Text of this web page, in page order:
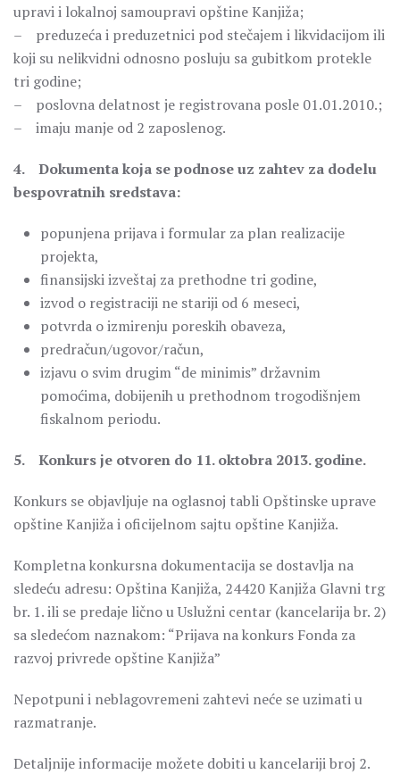
upravi i lokalnoj samoupravi opštine Kanjiža;
– preduzeća i preduzetnici pod stečajem i likvidacijom ili
koji su nelikvidni odnosno posluju sa gubitkom protekle
tri godine;
– poslovna delatnost je registrovana posle 01.01.2010.;
– imaju manje od 2 zaposlenog.
4. Dokumenta koja se podnose uz zahtev za dodelu
bespovratnih sredstava:
popunjena prijava i formular za plan realizacije
projekta,
finansijski izveštaj za prethodne tri godine,
izvod o registraciji ne stariji od 6 meseci,
potvrda o izmirenju poreskih obaveza,
predračun/ugovor/račun,
izjavu o svim drugim “de minimis” državnim
pomoćima, dobijenih u prethodnom trogodišnjem
fiskalnom periodu.
5. Konkurs je otvoren do 11. oktobra 2013. godine.
Konkurs se objavljuje na oglasnoj tabli Opštinske uprave
opštine Kanjiža i oficijelnom sajtu opštine Kanjiža.
Kompletna konkursna dokumentacija se dostavlja na
sledeću adresu: Opština Kanjiža, 24420 Kanjiža Glavni trg
br. 1. ili se predaje lično u Uslužni centar (kancelarija br. 2)
sa sledećom naznakom: “Prijava na konkurs Fonda za
razvoj privrede opštine Kanjiža”
Nepotpuni i neblagovremeni zahtevi neće se uzimati u
razmatranje.
Detaljnije informacije možete dobiti u kancelariji broj 2.